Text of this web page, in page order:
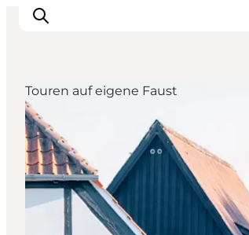
Veranstaltungen
Essen und Trinken
Shopping in Svendborg
Übernachtung
Den Urlaub planen
Touren auf eigene Faust